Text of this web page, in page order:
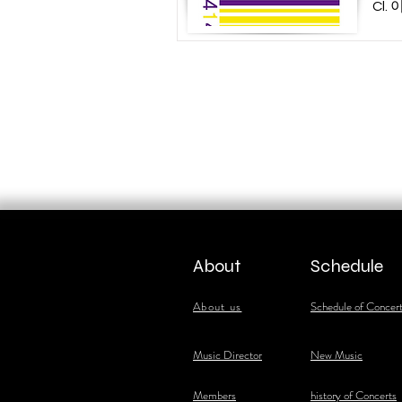
Cl.
About
About us
​Music Director
​Members
Schedule
Schedule of
New Music
history of Concerts